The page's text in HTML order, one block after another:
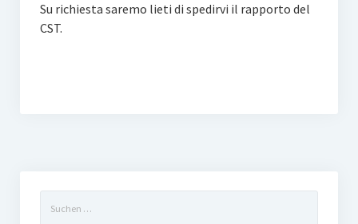
Su richiesta saremo lieti di spedirvi il rapporto del
CST.
nach: